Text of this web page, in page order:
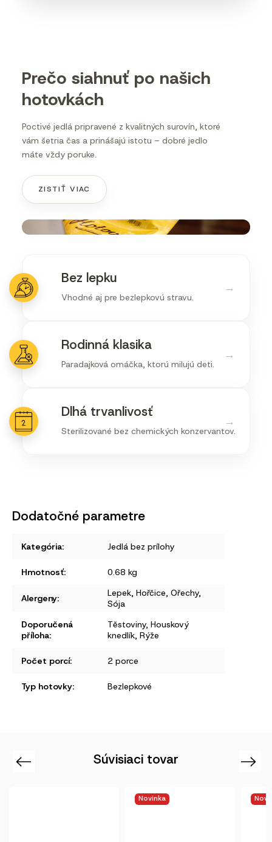
Prečo siahnuť po našich
hotovkách
Poctivé jedlá pripravené z kvalitných surovín, ktoré
vám šetria čas a prinášajú istotu – dobré jedlo
máte vždy poruke.
ZISTIŤ VIAC
→
Bez lepku
Vhodné aj pre bezlepkovú stravu.
→
Rodinná klasika
Paradajková omáčka, ktorú milujú deti.
→
Dlhá trvanlivosť
Sterilizované bez chemických konzervantov.
Dodatočné parametre
Kategória: Jedlá bez prílohy
Hmotnosť: 0.68 kg
Alergeny: Lepek, Hořčice, Ořechy,
Sója
Doporučená
příloha:
Těstoviny, Houskový
knedlík, Rýže
Počet porcí: 2 porce
Typ hotovky: Bezlepkové
Súvisiaci tovar
Previous
Novinka
Next